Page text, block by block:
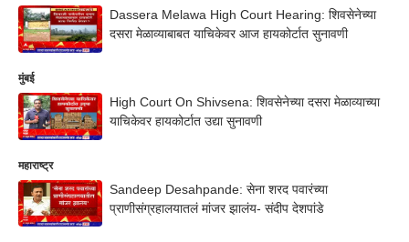
Dassera Melawa High Court Hearing: शिवसेनेच्या
दसरा मेळाव्याबाबत याचिकेवर आज हायकोर्टात सुनावणी
मुंबई
High Court On Shivsena: शिवसेनेच्या दसरा मेळाव्याच्या
याचिकेवर हायकोर्टात उद्या सुनावणी
महाराष्ट्र
Sandeep Desahpande: सेना शरद पवारंच्या
प्राणीसंग्रहालयातलं मांजर झालंय- संदीप देशपांडे